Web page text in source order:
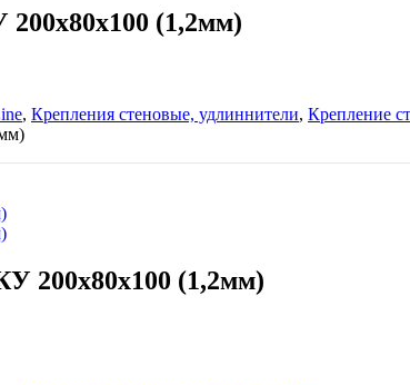
(1,2мм)
, Крепления стеновые, удлиннители, Крепление
200x80x100 (1,2мм)